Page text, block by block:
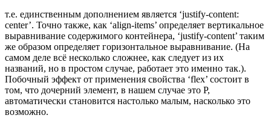
т.е. единственным дополнением является ‘justify-content:
center’. Точно также, как ‘align-items’ определяет вертикальное
выравнивание содержимого контейнера, ‘justify-content’ таким
же образом определяет горизонтальное выравнивание. (На
самом деле всё несколько сложнее, как следует из их
названий, но в простом случае, работает это именно так.).
Побочный эффект от применения свойства ‘flex’ состоит в
том, что дочерний элемент, в нашем случае это Р,
автоматически становится настолько малым, насколько это
возможно.